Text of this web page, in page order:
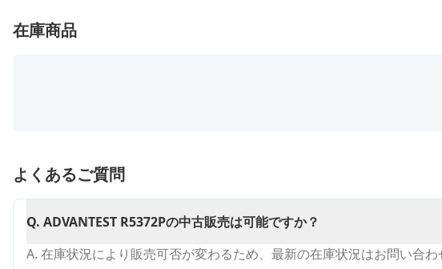
在庫商品
よくあるご質問
Q. ADVANTEST R5372Pの中古販売は可能ですか？
A. 在庫状況により販売可否が変わるため、最新の在庫状況はお問い合わ